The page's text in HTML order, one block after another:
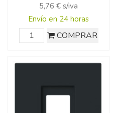
5,76 € s/iva
Envío en 24 horas
COMPRAR